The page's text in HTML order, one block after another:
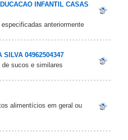
INFANTIL CASAS
anteriormente
SILVA 04962504347
sucos e similares
alimentícios em geral ou